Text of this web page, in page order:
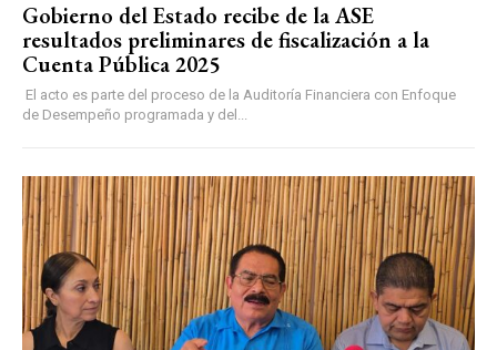
Gobierno del Estado recibe de la ASE
resultados preliminares de fiscalización a la
Cuenta Pública 2025
El acto es parte del proceso de la Auditoría Financiera con Enfoque
de Desempeño programada y del...